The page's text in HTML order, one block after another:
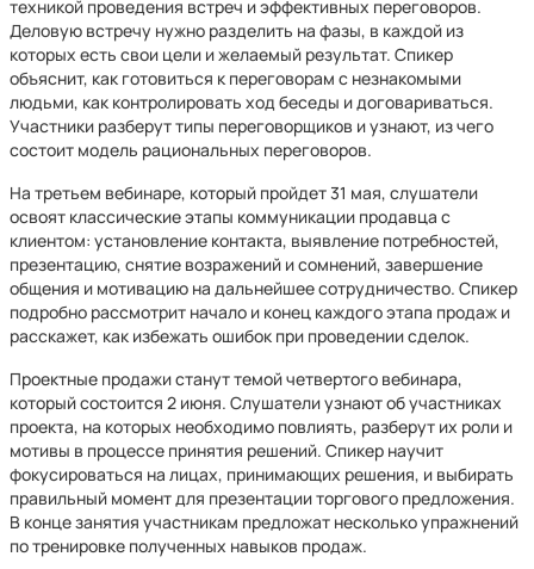
техникой проведения встреч и эффективных переговоров.
Деловую встречу нужно разделить на фазы, в каждой из
которых есть свои цели и желаемый результат. Спикер
объяснит, как готовиться к переговорам с незнакомыми
людьми, как контролировать ход беседы и договариваться.
Участники разберут типы переговорщиков и узнают, из чего
состоит модель рациональных переговоров.
На третьем вебинаре, который пройдет 31 мая, слушатели
освоят классические этапы коммуникации продавца с
клиентом: установление контакта, выявление потребностей,
презентацию, снятие возражений и сомнений, завершение
общения и мотивацию на дальнейшее сотрудничество. Спикер
подробно рассмотрит начало и конец каждого этапа продаж и
расскажет, как избежать ошибок при проведении сделок.
Проектные продажи станут темой четвертого вебинара,
который состоится 2 июня. Слушатели узнают об участниках
проекта, на которых необходимо повлиять, разберут их роли и
мотивы в процессе принятия решений. Спикер научит
фокусироваться на лицах, принимающих решения, и выбирать
правильный момент для презентации торгового предложения.
В конце занятия участникам предложат несколько упражнений
по тренировке полученных навыков продаж.